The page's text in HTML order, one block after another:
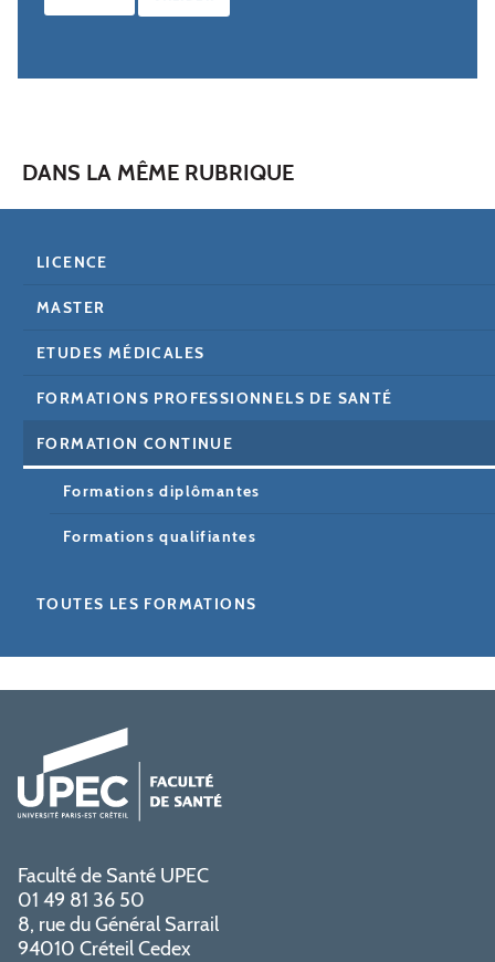
DANS LA MÊME RUBRIQUE
LICENCE
MASTER
ETUDES MÉDICALES
FORMATIONS PROFESSIONNELS DE SANTÉ
FORMATION CONTINUE
Formations diplômantes
Formations qualifiantes
TOUTES LES FORMATIONS
Faculté de Santé UPEC
01 49 81 36 50
8, rue du Général Sarrail
94010 Créteil Cedex